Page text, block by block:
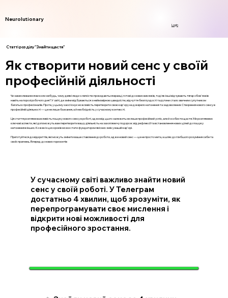
Neurolutionary
Login
Статті розділу "Знайти щастя"
Як створити новий сенс у своїй
професійній діяльності
Чи замислювалися ви коли-небудь, чому деякі люди з легкістю прокидаються вранці, готові до нових викликів, тоді як інші відчувають тягар обов'язків
навіть на порозі робочого дня? У світі, де зміни відбуваються з неймовірною швидкістю, відчуття безглуздості та рутини стало звичним супутником
багатьох професіоналів. Проте, у цьому хаосі існує можливість перетворити свою кар'єру на джерело натхнення та задоволення. Створення нового сенсу в
професійній діяльності — це не лише бажання, а й необхідність у сучасному контексті.
Ця стаття розгляне важливість пошуку нового сенсу в роботі, адже від цього залежить не лише професійний успіх, але й особисте щастя. Ми розглянемо
ключові аспекти, які допоможуть вам перетворити вашу діяльність на захоплюючу подорож: від рефлексії та встановлення нових цілей до пошуку
натхнення в інших. Кожен із цих кроків може стати фундатором якісних змін у вашій кар'єрі.
Приготуйтеся до відкриттів, які можуть змінити ваше ставлення до роботи, адже новий сенс — це не просто мета, а шлях до глибшого розуміння себе та
своїх прагнень. Вперед до нових горизонтів
У сучасному світі важливо знайти новий
сенс у своїй роботі. У Телеграм
достатньо 4 хвилин, щоб зрозуміти, як
перепрограмувати своє мислення і
відкрити нові можливості для
професійного зростання.